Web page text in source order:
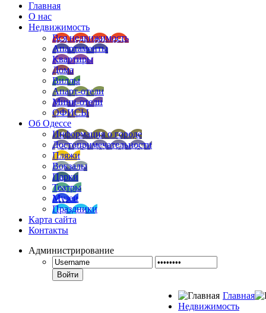
Главная
О нас
Недвижимость
Вся недвижимость
Апартаменты
Квартиры
Дома
Виллы
Апарт-отели
Мини-отели
ОФИСЫ
Об Одессе
Информация о городе
Достопримечательности
Пляжи
Вокзалы
Парки
Театры
Музеи
Праздники
Карта сайта
Контакты
Администрирование
Войти
Главная
Недвижимость